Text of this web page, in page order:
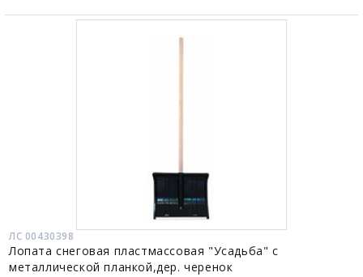
ЛС 00430398
Лопата снеговая пластмассовая "Усадьба" с
металлической планкой,дер. черенок